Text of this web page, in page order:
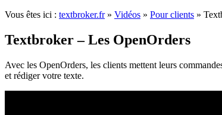
Vous êtes ici : textbroker.fr» Vidéos » Pour clients »
Textbroker – Les OpenOrders
Avec les OpenOrders, les clients mettent leurs
et rédiger votre texte.